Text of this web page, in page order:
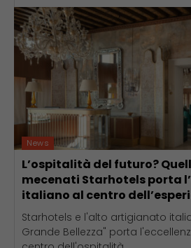
News
L’ospitalità del futuro?
mecenati Starhotels porta
italiano al centro
Starhotels e l'alto artigianato
Grande Bellezza" porta